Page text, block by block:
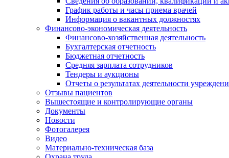
График работы и часы приема врачей
Информация о вакантных должностях
Финансово-экономическая деятельность
Финансово-хозяйственная деятельность
Бухгалтерская отчетность
Бюджетная отчетность
Средняя зарплата сотрудников
Тендеры и аукционы
Отчеты о результатах деятельности
Отзывы пациентов
Вышестоящие и контролирующие органы
Документы
Новости
Фотогалерея
Видео
Материально-техническая база